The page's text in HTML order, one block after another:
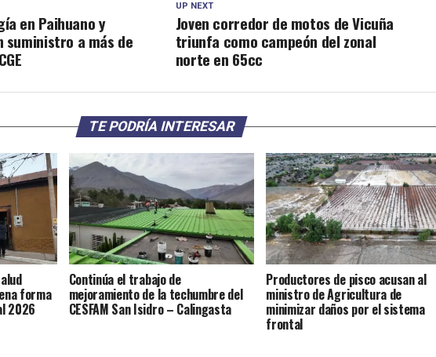
UP NEXT
Joven corredor de motos de Vicuña
triunfa como campeón del zonal
norte en 65cc
en Paihuano y
suministro a más de
TE PODRÍA INTERESAR
forma
2026
Continúa el trabajo de
mejoramiento de la techumbre del
CESFAM San Isidro – Calingasta
Productores de pisco acusan al
ministro de Agricultura de
minimizar daños por el sistema
frontal